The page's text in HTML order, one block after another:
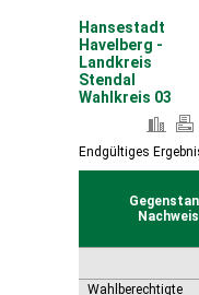
Eilsleben
Eisleben,
Elbe-Parey
Elsteraue
Falkenstein/Harz,
Farnstädt
Finneland
Gardelegen,
Hansestadt
Havelberg -
Landkreis
Stendal
Wahlkreis 03
Endgültiges
Wahlberechtigte